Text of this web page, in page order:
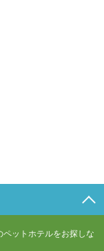
ットホテルをお探しな